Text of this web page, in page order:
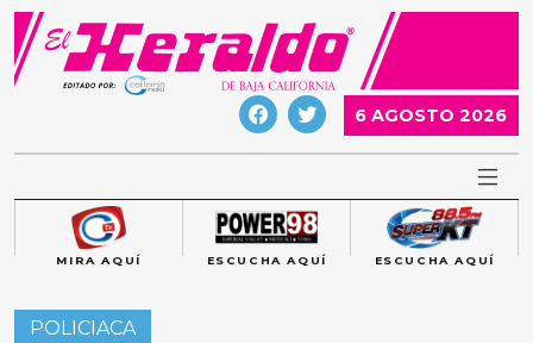
Skip
content
6 AGOSTO 2026
MIRA AQUÍ ESCUCHA AQUÍ ESCUCHA AQUÍ
POLICIACA